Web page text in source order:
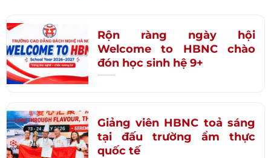
Rộn ràng ngày hội
Welcome to HBNC chào
đón học sinh hệ 9+
Giảng viên HBNC toả sáng
tại đấu trường ẩm thực
quốc tế